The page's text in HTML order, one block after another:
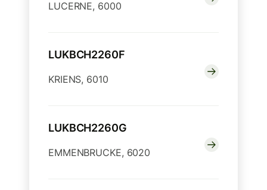
LUCERNE, 6000
LUKBCH2260F
KRIENS, 6010
LUKBCH2260G
EMMENBRUCKE, 6020